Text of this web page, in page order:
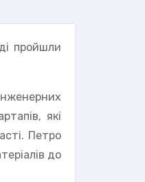
пройшли
які
Петро
до